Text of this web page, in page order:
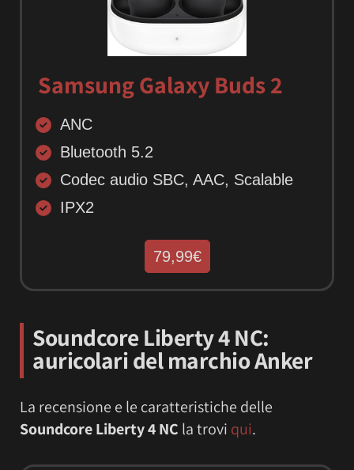
Samsung Galaxy Buds 2
ANC
Bluetooth 5.2
Codec audio SBC, AAC, Scalable
IPX2
79,99€
Soundcore Liberty 4 NC:
auricolari del marchio Anker
La recensione e le caratteristiche delle
Soundcore Liberty 4 NC la trovi qui.